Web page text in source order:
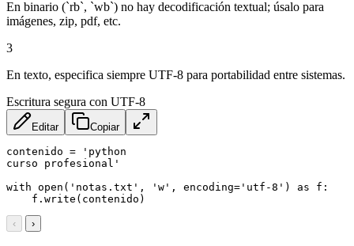
En binario (`rb`, `wb`) no hay decodificación textual; úsalo para
imágenes, zip, pdf, etc.
3
En texto, especifica siempre UTF-8 para portabilidad entre sistemas.
Escritura segura con UTF-8
Editar Copiar
contenido = 'python
curso profesional'
with open('notas.txt', 'w', encoding='utf-8') as f:
    f.write(contenido)
‹ ›